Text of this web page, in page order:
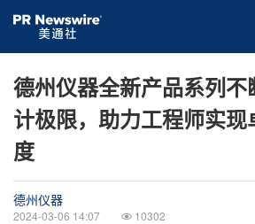
德州仪器全新产品系列
计极限，助力工程师实
度
德州仪器
2024-03-06 14:07 10302